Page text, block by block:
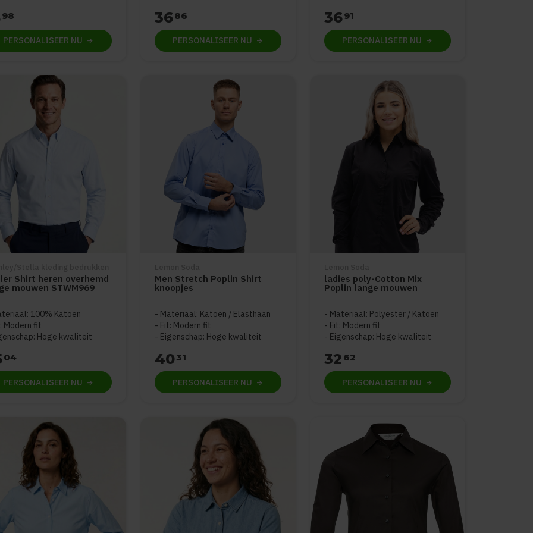
98
PERSONALISEER NU
3686
PERSONALISEER NU
3691
PERSONALISEER NU
Shirt heren overhemd
mouwen STWM969
100% Katoen
Modern fit
Hoge kwaliteit
04
PERSONALISEER NU
Men Stretch Poplin Shirt
knoopjes
Materiaal: Katoen / Elasthaan
Fit: Modern fit
Eigenschap: Hoge kwaliteit
4031
PERSONALISEER NU
ladies poly-Cotton Mix
Poplin lange mouwen
Materiaal: Polyester / Katoen
Fit: Modern fit
Eigenschap: Hoge kwaliteit
32 62
PERSONALISEER NU